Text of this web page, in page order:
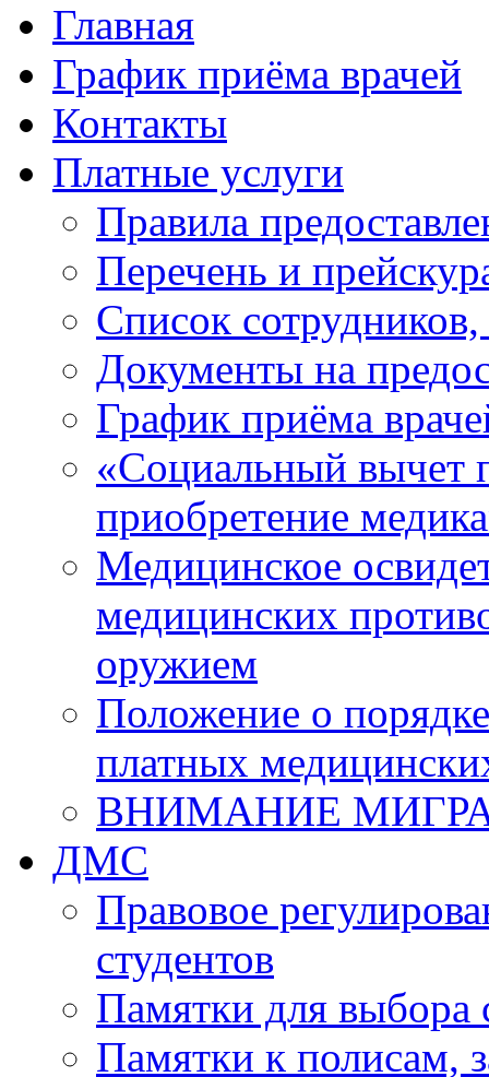
Главная
График приёма врачей
Контакты
Платные услуги
Правила
Перечень и
Список
Документы на
График приёма
«Социальный вычет
приобретение
Медицинское
медицинских
оружием
Положение о
платных
ВНИМАНИЕ
ДМС
Правовое
студентов
Памятки для выбора
Памятки к полисам,